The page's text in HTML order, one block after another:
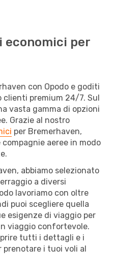
economici per
con Opodo e goditi
premium 24/7. Sul
vasta gamma di opzioni
Grazie al nostro
per Bremerhaven,
aeree in modo
abbiamo selezionato
a diversi
lavoriamo con oltre
puoi scegliere quella
esigenze di viaggio per
viaggio confortevole.
tutti i dettagli e i
prenotare i tuoi voli al